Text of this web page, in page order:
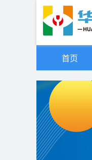
首页